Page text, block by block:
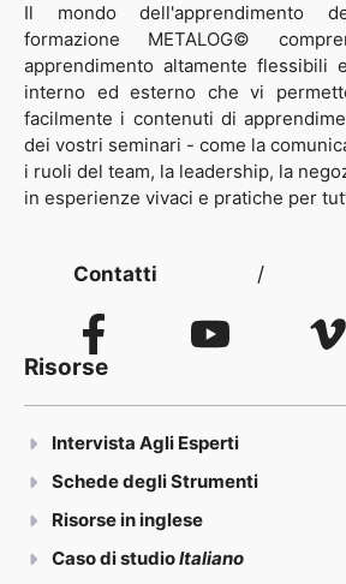
Il mondo dell'apprendimento
formazione METALOG©
apprendimento altamente flessibili
interno ed esterno che vi
facilmente i contenuti di
dei vostri seminari - come la
i ruoli del team, la leadership, la
in esperienze vivaci e pratiche per
Contatti /
Risorse
Intervista Agli Esperti
Schede degli Strumenti
Risorse in inglese
Caso di studioItaliano